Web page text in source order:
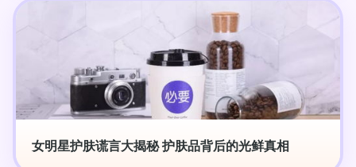
女明星护肤谎言大揭秘 护肤品背后的光鲜真相